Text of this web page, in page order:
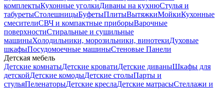
комплектыКухонные уголкиДиваны на кухнюСтулья и
табуретыСтолешницыБуфетыПлитыВытяжкиМойкиКухонные
смесителиСВЧ и компактные приборыВарочные
поверхностиСтиральные и сушильные
машиныХолодильники, морозильники, винотекиДуховые
шкафыПосудомоечные машиныСтеновые Панели
Детская мебель
Детские комнатыДетские кроватиДетские диваныШкафы для
детскойДетские комодыДетские столыПарты и
стульяПеленаторыДетские креслаДетские матрасыСтеллажи и